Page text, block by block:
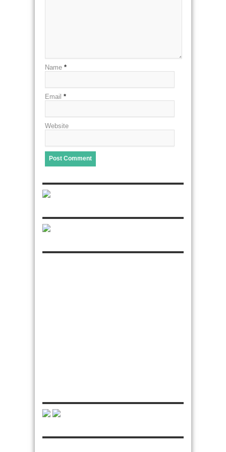
Name *
Email *
Website